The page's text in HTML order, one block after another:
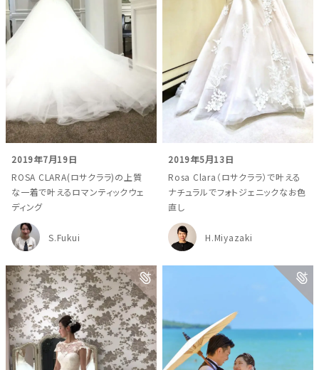
2019年7月19日
ROSA CLARA(ロサクララ)の上質
な一着で叶えるロマンティックウェ
ディング
S.Fukui
2019年5月13日
Rosa Clara（ロサクララ）で叶える
ナチュラルでフォトジェニックなお色
直し
H.Miyazaki